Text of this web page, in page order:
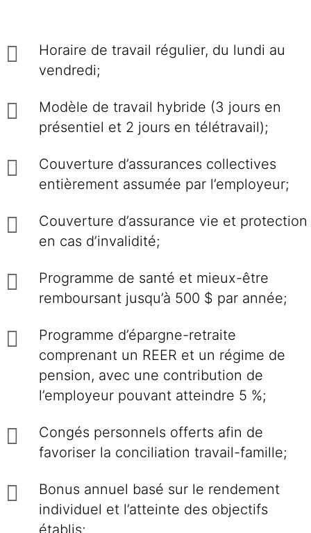
Horaire de travail régulier, du lundi au
vendredi;
Modèle de travail hybride (3 jours en
présentiel et 2 jours en télétravail);
Couverture d’assurances collectives
entièrement assumée par l’employeur;
Couverture d’assurance vie et protection
en cas d’invalidité;
Programme de santé et mieux-être
remboursant jusqu’à 500 $ par année;
Programme d’épargne-retraite
comprenant un REER et un régime de
pension, avec une contribution de
l’employeur pouvant atteindre 5 %;
Congés personnels offerts afin de
favoriser la conciliation travail-famille;
Bonus annuel basé sur le rendement
individuel et l’atteinte des objectifs
établis;